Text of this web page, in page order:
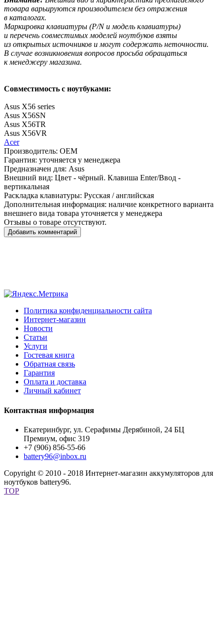
товара варьируются производителем без отражения
в каталогах.
Маркировка клавиатуры (P/N и модель клавиатуры)
и перечень совместимых моделей ноутбуков взяты
из открытых источников и могут содержать неточности.
В случае возникновения вопросов просьба обращаться
к менеджеру магазина.
Совместимость с ноутбуками:
Asus X56 series
Asus X56SN
Asus X56TR
Asus X56VR
Acer
Производитель: OEM
Гарантия: уточняется у менеджера
Предназначен для: Asus
Внешний вид: Цвет - чёрный. Клавиша Enter/Ввод -
вертикальная
Раскладка клавиатуры: Русская / английская
Дополнительная информация: наличие конкретного варианта
внешнего вида товара уточняется у менеджера
Отзывы о товаре отсутствуют.
Добавить комментарий
Политика конфиденциальности сайта
Интернет-магазин
Новости
Статьи
Услуги
Гостевая книга
Обратная связь
Гарантия
Оплата и доставка
Личный кабинет
Контактная информация
Екатеринбург, ул. Серафимы Дерябиной, 24 БЦ
Премиум, офис 319
+7 (906) 856-55-66
battery96@inbox.ru
Copyright © 2010 - 2018 Интернет-магазин аккумуляторов для
ноутбуков battery96.
TOP